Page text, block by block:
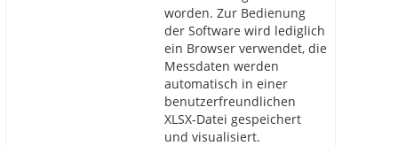
worden. Zur Bedienung
der Software wird lediglich
ein Browser verwendet, die
Messdaten werden
automatisch in einer
benutzerfreundlichen
XLSX-Datei gespeichert
und visualisiert.